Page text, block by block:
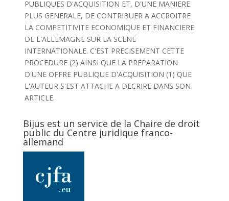
PUBLIQUES D'ACQUISITION ET, D'UNE MANIERE
PLUS GENERALE, DE CONTRIBUER A ACCROITRE
LA COMPETITIVITE ECONOMIQUE ET FINANCIERE
DE L'ALLEMAGNE SUR LA SCENE
INTERNATIONALE. C'EST PRECISEMENT CETTE
PROCEDURE (2) AINSI QUE LA PREPARATION
D'UNE OFFRE PUBLIQUE D'ACQUISITION (1) QUE
L'AUTEUR S'EST ATTACHE A DECRIRE DANS SON
ARTICLE.
Bijus est un service de la Chaire de droit
public du Centre juridique franco-
allemand